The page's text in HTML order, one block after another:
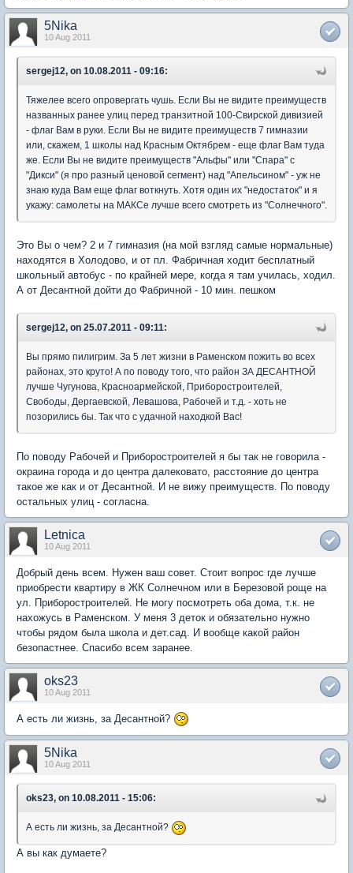
5Nika
10 Aug 2011
sergej12, on 10.08.2011 - 09:16:
Тяжелее всего опровергать чушь. Если Вы не видите преимуществ
названных ранее улиц перед транзитной 100-Свирской дивизией
- флаг Вам в руки. Если Вы не видите преимуществ 7 гимназии
или, скажем, 1 школы над Красным Октябрем - еще флаг Вам туда
же. Если Вы не видите преимуществ "Альфы" или "Спара" с
"Дикси" (я про разный ценовой сегмент) над "Апельсином" - уж не
знаю куда Вам еще флаг воткнуть. Хотя один их "недостаток" и я
укажу: самолеты на МАКСе лучше всего смотреть из "Солнечного".
Это Вы о чем? 2 и 7 гимназия (на мой взгляд самые нормальные)
находятся в Холодово, и от пл. Фабричная ходит бесплатный
школьный автобус - по крайней мере, когда я там училась, ходил.
А от Десантной дойти до Фабричной - 10 мин. пешком
sergej12, on 25.07.2011 - 09:11:
Вы прямо пилигрим. За 5 лет жизни в Раменском пожить во всех
районах, это круто! А по поводу того, что район ЗА ДЕСАНТНОЙ
лучше Чугунова, Красноармейской, Приборостроителей,
Свободы, Дергаевской, Левашова, Рабочей и т.д. - хоть не
позорились бы. Так что с удачной находкой Вас!
По поводу Рабочей и Приборостроителей я бы так не говорила -
окраина города и до центра далековато, расстояние до центра
такое же как и от Десантной. И не вижу преимуществ. По поводу
остальных улиц - согласна.
Letnica
10 Aug 2011
Добрый день всем. Нужен ваш совет. Стоит вопрос где лучше
приобрести квартиру в ЖК Солнечном или в Березовой роще на
ул. Приборостроителей. Не могу посмотреть оба дома, т.к. не
нахожусь в Раменском. У меня 3 деток и обязательно нужно
чтобы рядом была школа и дет.сад. И вообще какой район
безопастнее. Спасибо всем заранее.
oks23
10 Aug 2011
А есть ли жизнь, за Десантной?
5Nika
10 Aug 2011
oks23, on 10.08.2011 - 15:06:
А есть ли жизнь, за Десантной?
А вы как думаете?